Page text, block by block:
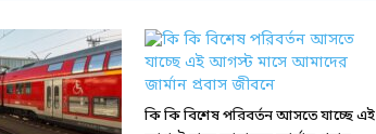
কি কি বিশেষ পরিবর্তন আসতে যাচ্ছে এই